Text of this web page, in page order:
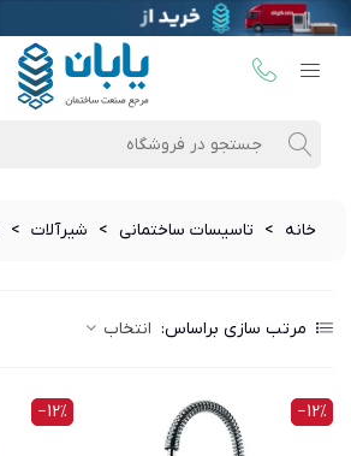
خانه > تاسیسات ساختمانی > شیرآلات >
مرتب سازی براساس: انتخاب
‎−12%
‎−12%